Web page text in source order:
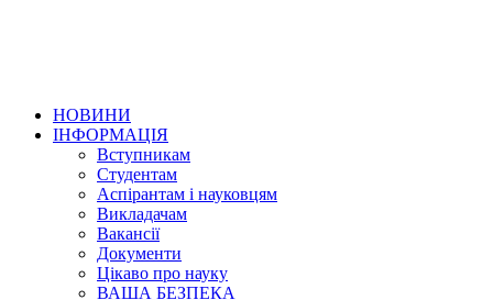
НОВИНИ
ІНФОРМАЦІЯ
Вступникам
Студентам
Аспірантам і науковцям
Викладачам
Вакансії
Документи
Цікаво про науку
ВАША БЕЗПЕКА